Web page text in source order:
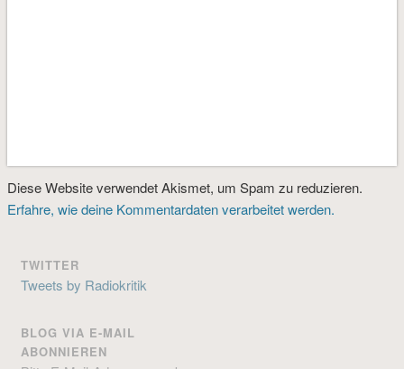
Diese Website verwendet Akismet, um Spam zu reduzieren.
Erfahre, wie deine Kommentardaten verarbeitet werden.
TWITTER
Tweets by Radiokritik
BLOG VIA E-MAIL
ABONNIEREN